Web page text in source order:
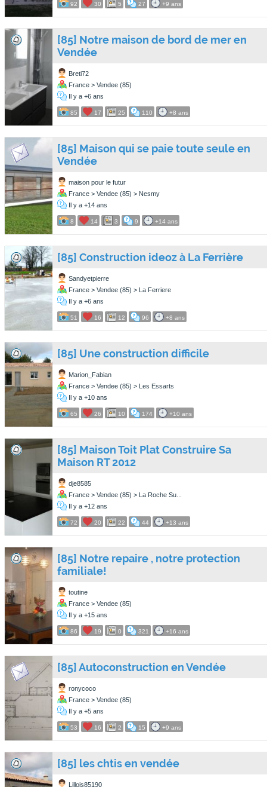
92 30 5 27 +9 ans
[85] Notre maison de bord de mer en
Vendée
Breti72
France > Vendee (85)
Il y a +6 ans
85 17 25 110 +8 ans
[85] Maison qui se paie toute seule en
Vendée
maison pour le futur
France > Vendee (85) > Nesmy
Il y a +14 ans
8 14 3 9 +14 ans
[85] Construction ideoz à La Ferrière
Sandyetpierre
France > Vendee (85) > La Ferriere
Il y a +6 ans
51 16 12 96 +8 ans
[85] Une construction difficile
Marion_Fabian
France > Vendee (85) > Les Essarts
Il y a +10 ans
65 26 10 174 +10 ans
[85] Maison Toit Plat Construire Sa
Maison RT 2012
dje8585
France > Vendee (85) > La Roche Su...
Il y a +12 ans
72 20 22 44 +13 ans
[85] Notre repaire , notre protection
familiale!
toutine
France > Vendee (85)
Il y a +15 ans
86 19 0 321 +16 ans
[85] Autoconstruction en Vendée
ronycoco
France > Vendee (85)
Il y a +5 ans
53 16 2 15 +9 ans
[85] les chtis en vendée
Lillois85190